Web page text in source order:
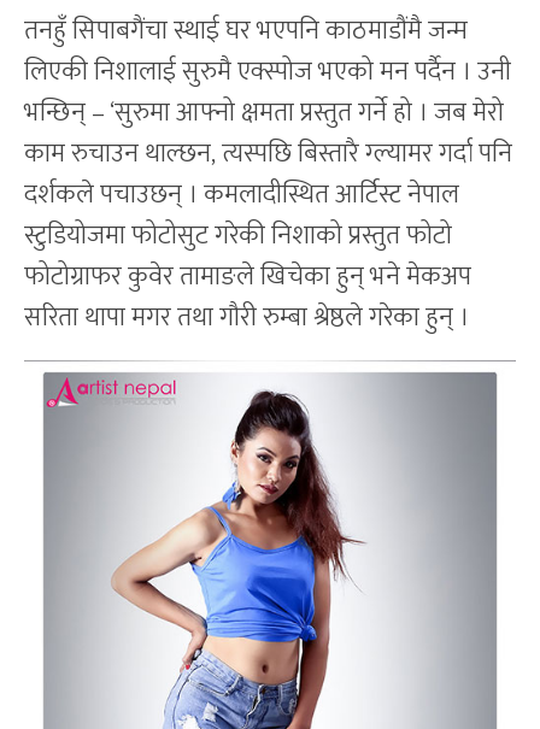
तनहुँ सिपाबगैंचा स्थाई घर भएपनि काठमाडौंमै जन्म
लिएकी निशालाई सुरुमै एक्स्पोज भएको मन पर्दैन । उनी
भन्छिन् – ‘सुरुमा आफ्नो क्षमता प्रस्तुत गर्ने हो । जब मेरो
काम रुचाउन थाल्छन, त्यस्पछि बिस्तारै ग्ल्यामर गर्दा पनि
दर्शकले पचाउछन् । कमलादीस्थित आर्टिस्ट नेपाल
स्टुडियोजमा फोटोसुट गरेकी निशाको प्रस्तुत फोटो
फोटोग्राफर कुवेर तामाङले खिचेका हुन् भने मेकअप
सरिता थापा मगर तथा गौरी रुम्बा श्रेष्ठले गरेका हुन् ।